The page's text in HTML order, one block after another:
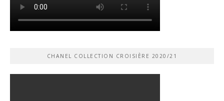
CHANEL COLLECTION CROISIÈRE 2020/21